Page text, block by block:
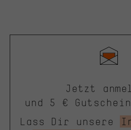
Jetzt
und 5 €
Lass Dir unsere